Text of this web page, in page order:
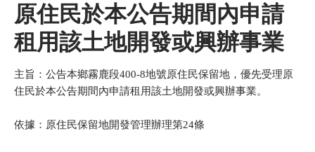
原住民於本公告期間內申請
租用該土地開發或興辦事業
主旨：公告本鄉霧鹿段400-8地號原住民保留地，優先受理原
住民於本公告期間內申請租用該土地開發或興辦事業。
依據：原住民保留地開發管理辦理第24條